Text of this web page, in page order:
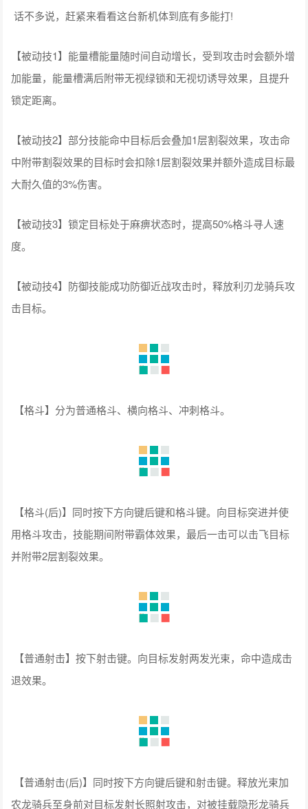
【被动技1】能量槽能量随时间自动增长，受到攻击时会额外增
锁定距离。
【被动技2】部分技能命中目标后会叠加1层割裂效果，攻击命
大耐久值的3%伤害。
【被动技3】锁定目标处于麻痹状态时，提高50%格斗寻人速
【被动技4】防御技能成功防御近战攻击时，释放利刃龙骑兵攻
【格斗(后)】同时按下方向键后键和格斗键。向目标突进并使
【普通射击】按下射击键。向目标发射两发光束，命中造成击
【普通射击(后)】同时按下方向键后键和射击键。释放光束加
的目标释放时光束加农龙骑兵会飞到目标周围进行长照射攻